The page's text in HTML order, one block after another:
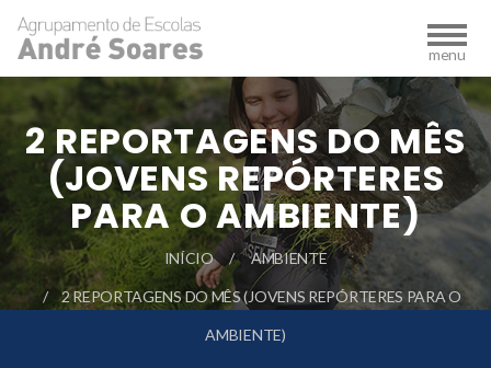
2 REPORTAGENS DO MÊS
(JOVENS REPÓRTERES
PARA O AMBIENTE)
INÍCIO AMBIENTE
2 REPORTAGENS DO MÊS (JOVENS REPÓRTERES PARA O
AMBIENTE)